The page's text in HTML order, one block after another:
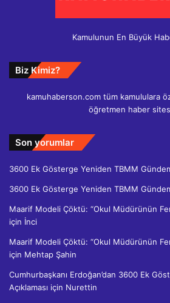
Kamulunun En Büyük
Biz Kimiz?
kamuhaberson.com tüm kamululara
öğretmen haber
Son yorumlar
3600 Ek Gösterge Yeniden TBMM
3600 Ek Gösterge Yeniden TBMM
Maarif Modeli Çöktü: “Okul Müdürünün
için İnci
Maarif Modeli Çöktü: “Okul Müdürünün
için Mehtap Şahin
Cumhurbaşkanı Erdoğan’dan 3600 Ek
Açıklaması için Nurettin